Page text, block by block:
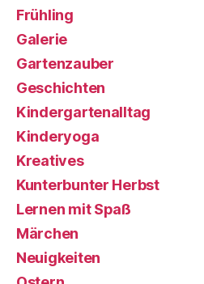
Frühling
Galerie
Gartenzauber
Geschichten
Kindergartenalltag
Kinderyoga
Kreatives
Kunterbunter Herbst
Lernen mit Spaß
Märchen
Neuigkeiten